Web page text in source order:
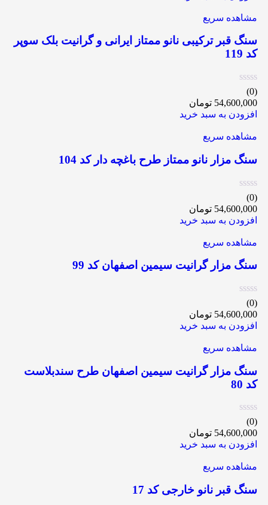
مشاهده سریع
سنگ قبر ترکیبی نانو ممتاز ایرانی و گرانیت بلک سوپر
کد 119
(0)
54,600,000 تومان
افزودن به سبد خرید
مشاهده سریع
سنگ مزار نانو ممتاز طرح باغچه دار کد 104
(0)
54,600,000 تومان
افزودن به سبد خرید
مشاهده سریع
سنگ مزار گرانیت سیمین اصفهان کد 99
(0)
54,600,000 تومان
افزودن به سبد خرید
مشاهده سریع
سنگ مزار گرانیت سیمین اصفهان طرح سندبلاست
کد 80
(0)
54,600,000 تومان
افزودن به سبد خرید
مشاهده سریع
سنگ قبر نانو خارجی کد 17